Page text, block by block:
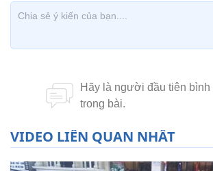
VIDEO LIÊN QUAN NHẤT